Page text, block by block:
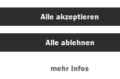
Alle akzeptieren
Alle ablehnen
mehr Infos